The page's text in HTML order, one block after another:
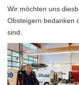
Wir möchten uns
Obsteigern bedanken
sind.